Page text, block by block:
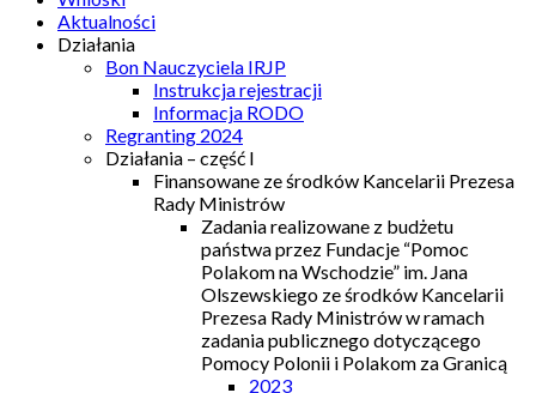
Aktualności
Działania
Bon Nauczyciela IRJP
Instrukcja rejestracji
Informacja RODO
Regranting 2024
Działania – część I
Finansowane ze środków Kancelarii Prezesa
Rady Ministrów
Zadania realizowane z budżetu
państwa przez Fundacje “Pomoc
Polakom na Wschodzie” im. Jana
Olszewskiego ze środków Kancelarii
Prezesa Rady Ministrów w ramach
zadania publicznego dotyczącego
Pomocy Polonii i Polakom za Granicą
2023